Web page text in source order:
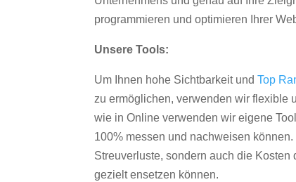
programmieren und optimieren Ihrer
Unsere Tools:
Um Ihnen hohe Sichtbarkeit undTop
zu ermöglichen, verwenden wir flexible
wie in Online verwenden wir eigene
100% messen und nachweisen
Streuverluste, sondern auch die Kosten
gezielt ensetzen können.